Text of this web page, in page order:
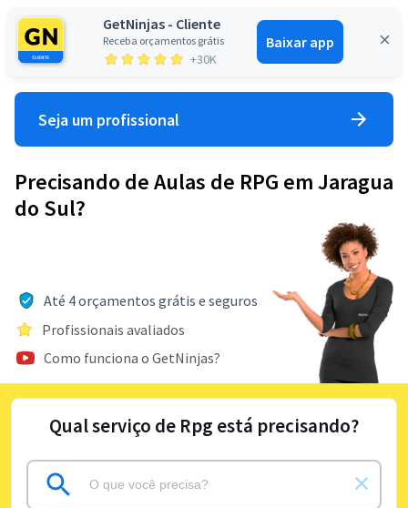
GetNinjas - Cliente
Receba orçamentos grátis
+30K
Baixar app
Entrar
Seja um profissional
Precisando de Aulas de RPG em Jaragua
do Sul?
Até 4 orçamentos grátis e seguros
Profissionais avaliados
Como funciona o GetNinjas?
Qual serviço de Rpg está precisando?